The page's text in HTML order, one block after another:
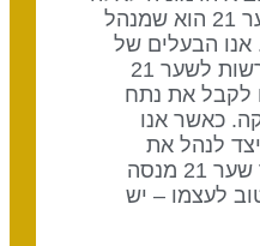
שסביבנו, אף על פי ששער 21 הוא שמנהל
הבעלים של
האדמות, אך צריכים להרשות לשער 21
לקבל את נתח
כאשר אנו
לשער 21 כיצד לנהל את
הממלכה שלנו, או כאשר שער 21 מנסה
לעצמו – יש